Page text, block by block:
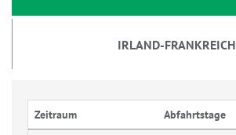
IRLAND-FRANKREICH
Zeitraum Abfahrtstage